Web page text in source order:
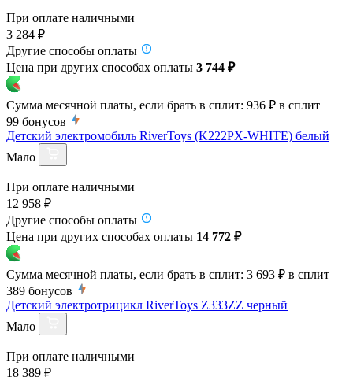
При оплате наличными
3 284 ₽
Другие способы оплаты
Цена при других способах оплаты 3 744 ₽
Сумма месячной платы, если брать в сплит: 936 ₽ в сплит
99 бонусов
Детский электромобиль RiverToys (K222PX-WHITE) белый
Мало
При оплате наличными
12 958 ₽
Другие способы оплаты
Цена при других способах оплаты 14 772 ₽
Сумма месячной платы, если брать в сплит: 3 693 ₽ в сплит
389 бонусов
Детский электротрицикл RiverToys Z333ZZ черный
Мало
При оплате наличными
18 389 ₽